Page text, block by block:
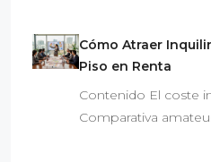
Cómo Atraer
Piso en Renta
Contenido El coste
Comparativa